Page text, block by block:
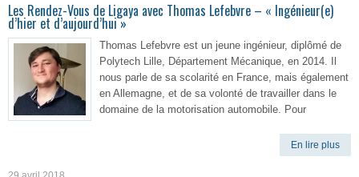
Les Rendez-Vous de Ligaya avec Thomas Lefebvre – « Ingénieur(e)
d’hier et d’aujourd’hui »
Thomas Lefebvre est un jeune ingénieur, diplômé de
Polytech Lille, Département Mécanique, en 2014. Il
nous parle de sa scolarité en France, mais également
en Allemagne, et de sa volonté de travailler dans le
domaine de la motorisation automobile. Pour
En lire plus